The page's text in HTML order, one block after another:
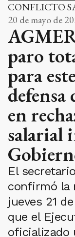
CONFLICTO
20 de mayo de
paro
para
defensa
en
salarial
El
confirmó la
jueves 21
que el
oficializado